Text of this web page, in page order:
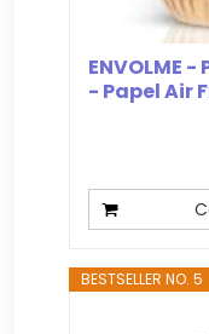
ENVOLME
- Papel Air
BESTSELLER NO. 5